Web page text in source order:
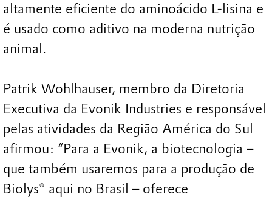
altamente eficiente do aminoácido L-lisina e
é usado como aditivo na moderna nutrição
animal.
Patrik Wohlhauser, membro da Diretoria
Executiva da Evonik Industries e responsável
pelas atividades da Região América do Sul
afirmou: “Para a Evonik, a biotecnologia –
que também usaremos para a produção de
Biolys® aqui no Brasil – oferece